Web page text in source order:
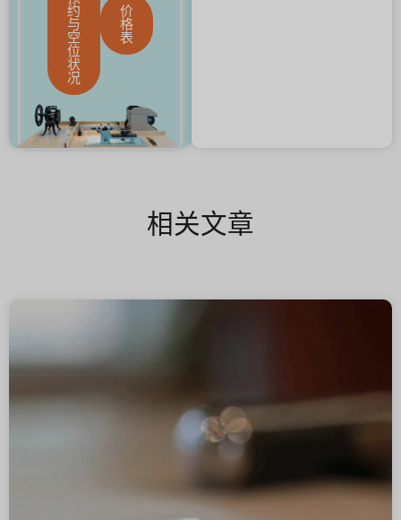
约
与
空
位
状
况
价
格
表
相关文章